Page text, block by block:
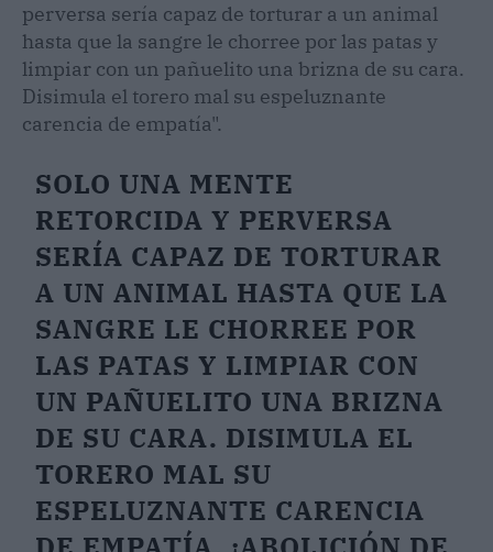
perversa sería capaz de torturar a un animal
hasta que la sangre le chorree por las patas y
limpiar con un pañuelito una brizna de su cara.
Disimula el torero mal su espeluznante
carencia de empatía".
SOLO UNA MENTE
RETORCIDA Y PERVERSA
SERÍA CAPAZ DE TORTURAR
A UN ANIMAL HASTA QUE LA
SANGRE LE CHORREE POR
LAS PATAS Y LIMPIAR CON
UN PAÑUELITO UNA BRIZNA
DE SU CARA. DISIMULA EL
TORERO MAL SU
ESPELUZNANTE CARENCIA